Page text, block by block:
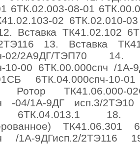
6ТК.02.003-08-01
02 6ТК.02.010-
Вставка ТК41.02.102
13. Вставка
02/2А9ДГ/ТЭП70
10-00 6ТК.00.000спч /
6ТК.04.000спч-10-
ТК41.06.000-
-04/1А-9ДГ исп.3/
6ТК.04.013.1 18.
ТК41.06.301
/1А-9ДГисп.2/2ТЭ116